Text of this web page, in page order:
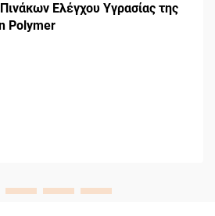
Ελέγχου Υγρασίας της
Polymer